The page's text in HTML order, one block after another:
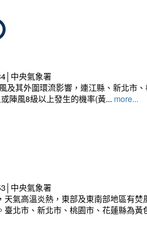
中央氣象署
及其外圍環流影響，連江縣、新北市
陣風8級以上發生的機率(黃... more...
中央氣象署
天氣高溫炎熱，東部及東南部地區有
臺北市、新北市、桃園市、花蓮縣為